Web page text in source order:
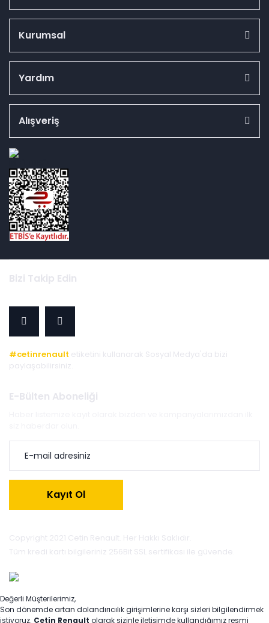
Kurumsal
Yardım
Alışveriş
Bizi Takip Edin
#cetinrenault etiketini kullanarak Sosyal Medya'da bizi
paylaşabilirsiniz.
E-Bülten Aboneliği
Kayıt Ol
Copyright 2021 Cetin Renault. Her Hakkı Saklıdır.
Tüm kredi kartı bilgileriniz 256Bit SSL sertifikası ile güvende.
Değerli Müşterilerimiz,
Son dönemde artan dolandırıcılık girişimlerine karşı sizleri bilgilendirmek
istiyoruz. Çetin Renault olarak sizinle iletişimde kullandığımız resmi